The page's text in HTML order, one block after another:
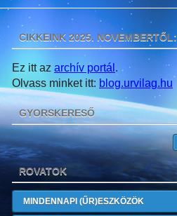
CIKKEINK 2025. NOVEMBERTŐL:
Ez itt az archív portál .
Olvass minket itt: blog.urvilag.hu
GYORSKERESŐ
ROVATOK
MINDENNAPI (ŰR)ESZKÖZÖK